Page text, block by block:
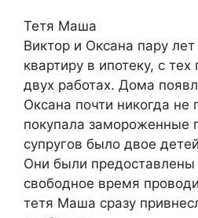
Тетя Маша
Виктор и Оксана пару
квартиру в ипотеку, с
двух работах. Дома
Оксана почти никогда не
покупала замороженные
супругов было двое
Они были предоставлены
свободное время
тетя Маша сразу